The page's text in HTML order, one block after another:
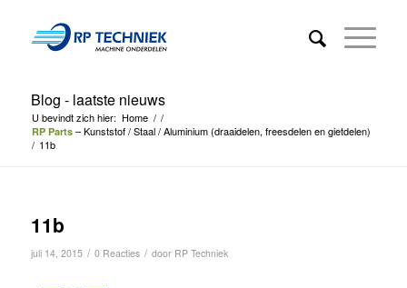
Blog - laatste nieuws
U bevindt zich hier: Home / /
RP Parts– Kunststof / Staal / Aluminium (draaidelen, freesdelen en gietdelen)
/ 11b
11b
juli 14, 2015 / 0 Reacties / door RP Techniek